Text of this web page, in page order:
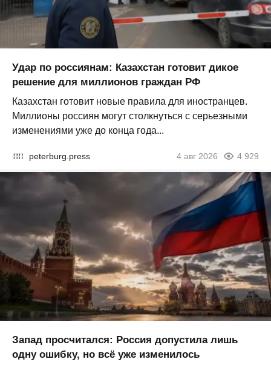
Удар по россиянам: Казахстан готовит дикое
решение для миллионов граждан РФ
Казахстан готовит новые правила для иностранцев.
Миллионы россиян могут столкнуться с серьезными
изменениями уже до конца года...
peterburg.press 4 авг 2026 4 929
Запад просчитался: Россия допустила лишь
одну ошибку, но всё уже изменилось